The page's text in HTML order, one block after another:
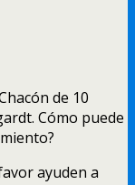
de 10
Cómo puede
ayuden a